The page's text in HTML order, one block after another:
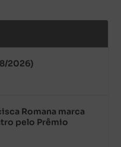
2026)
Romana marca
pelo Prêmio